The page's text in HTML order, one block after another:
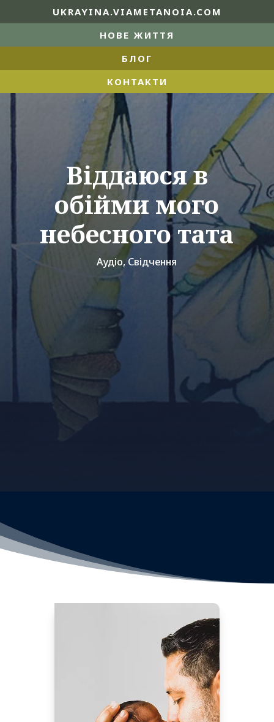
UKRAYINA.VIAMETANOIA.COM
НОВЕ ЖИТТЯ
БЛОГ
КОНТАКТИ
Віддаюся в
обійми мого
небесного тата
Аудіо,Свідчення